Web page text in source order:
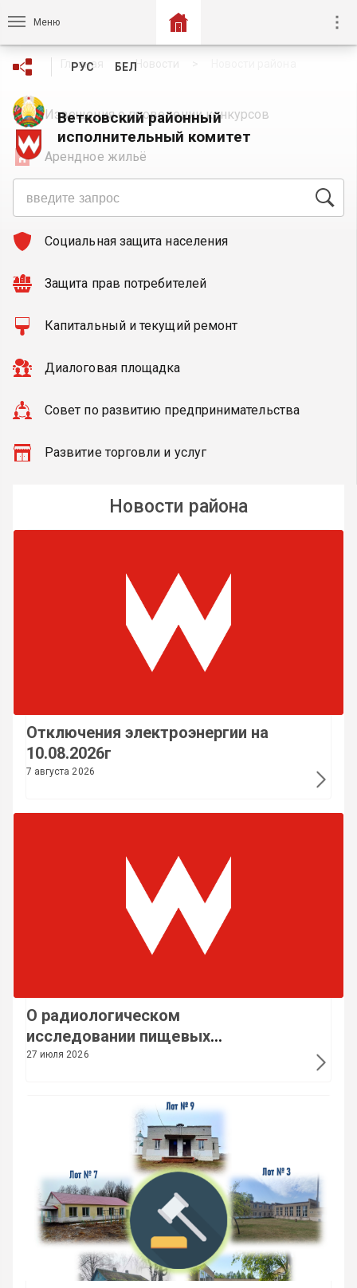
Меню
Ветковский районный
исполнительный комитет
РУС БЕЛ
Главная Новости
Извещения о проведении конкурсов
Арендное жильё
Общественные обсуждения
Социальная защита населения
Защита прав потребителей
Капитальный и текущий ремонт
Диалоговая площадка
Совет по развитию предпринимательства
Развитие торговли и услуг
Новости района
Отключения электроэнергии на
10.08.2026г
7 августа 2026
О радиологическом
исследовании пищевых
продуктов
27 июля 2026